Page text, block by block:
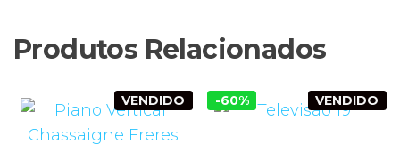
Produtos Relacionados
VENDIDO -60% VENDIDO